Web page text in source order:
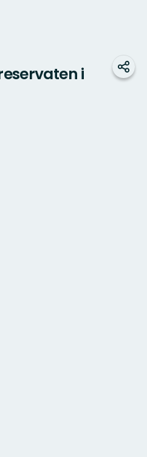
i
Dela